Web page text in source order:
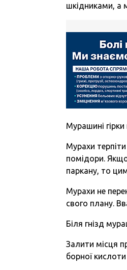
шкідниками, а
Мурашині
Мурахи
помідори.
паркану, то
Мурахи не
свого плану.
Біля гнізд
Залити місця
борної